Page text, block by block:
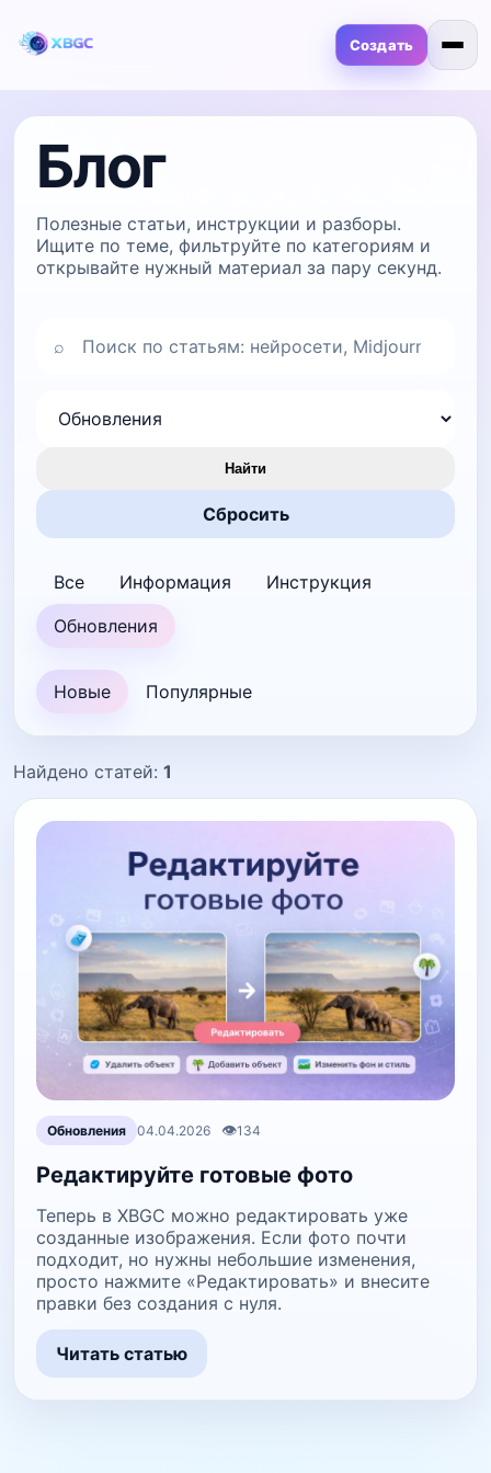
Создать
Блог
Полезные статьи, инструкции и разборы.
Ищите по теме, фильтруйте по категориям и
открывайте нужный материал за пару секунд.
⌕
Найти
Сбросить
Все Информация
Инструкция
Обновления
Новые Популярные
Найдено статей: 1
Обновления 04.04.2026 👁134
Редактируйте готовые фото
Теперь в XBGC можно редактировать уже
созданные изображения. Если фото почти
подходит, но нужны небольшие изменения,
просто нажмите «Редактировать» и внесите
правки без создания с нуля.
Читать статью